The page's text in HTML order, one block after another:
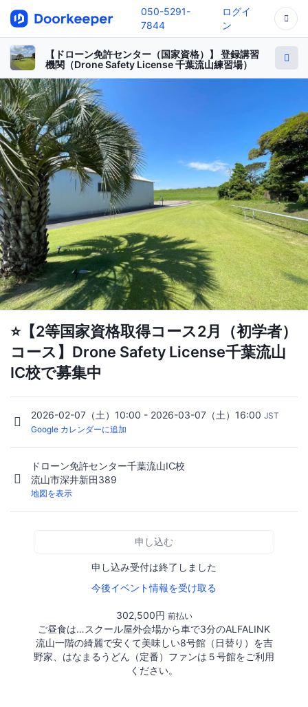
050-5291-
7844
ログイ
ン
【ドローン免許センター（国家資格）】 登録講習
機関（Drone Safety License 千葉流山練習場）
⭐️【2等国家資格取得コース2月（初学者）
コース】Drone Safety License千葉流山
IC校で募集中
2026-02-07（土）10:00 - 2026-03-07（土）16:00 JST
Google カレンダーに追加
ドローン免許センター千葉流山IC校
流山市深井新田389
地図を表示
申し込む
申し込み受付は終了しました
今後イベント情報を受け取る
302,500円 前払い
ご昼食は…スクール屋外会場から車で3分のALFALINK
流山一階の綺麗で安くて美味しい8号館（日替り）を吉
野家、はなまるうどん（定番）ファンは５号館をご利用
ください。